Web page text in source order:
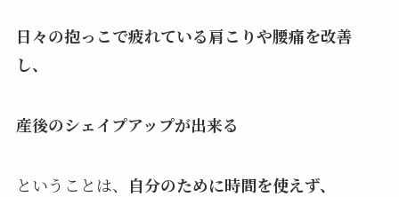
日々の抱っこで疲れている肩こりや腰痛を改善
し、
産後のシェイプアップが出来る
ということは、 自分のために時間を使えず、